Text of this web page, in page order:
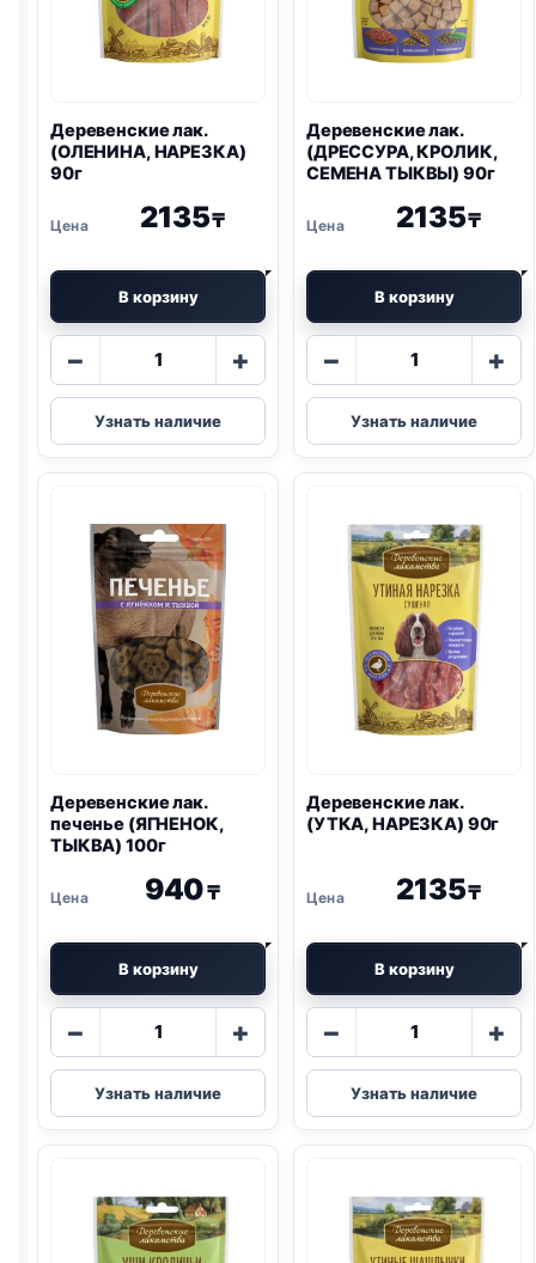
Деревенские лак.
(ОЛЕНИНА, НАРЕЗКА)
90г
2135₸
В корзину
−
Количество
Деревенские
лак.
(ОЛЕНИНА,
+
Узнать наличие
Деревенские лак.
(ДРЕССУРА, КРОЛИК,
СЕМЕНА ТЫКВЫ) 90г
2135₸
В корзину
−
Количество
Деревенские
лак.
(ДРЕССУРА,
ТЫКВЫ)
90г
+
Узнать наличие
Деревенские лак.
печенье (ЯГНЕНОК,
ТЫКВА) 100г
940₸
В корзину
−
Количество
Деревенские
лак.
печенье
100г
+
Узнать наличие
Деревенские лак.
(УТКА, НАРЕЗКА) 90г
2135₸
В корзину
−
Количество
Деревенские
лак.
(УТКА,
+
Узнать наличие